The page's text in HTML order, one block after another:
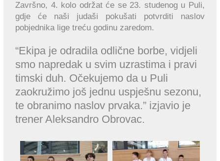
Završno, 4. kolo održat će se 23. studenog u Puli,
gdje će naši judaši pokušati potvrditi naslov
pobjednika lige treću godinu zaredom.
“Ekipa je odradila odlične borbe, vidjeli
smo napredak u svim uzrastima i pravi
timski duh. Očekujemo da u Puli
zaokružimo još jednu uspješnu sezonu,
te obranimo naslov prvaka.” izjavio je
trener Aleksandro Obrovac.